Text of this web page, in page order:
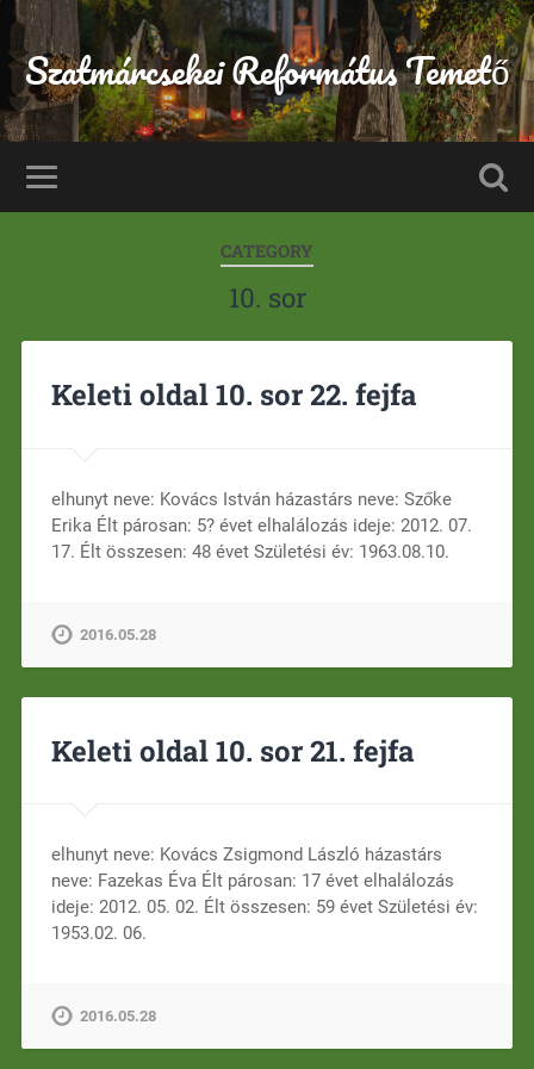
Szatmárcsekei Református Temető
CATEGORY
10. sor
Keleti oldal 10. sor 22. fejfa
elhunyt neve: Kovács István házastárs neve: Szőke
Erika Élt párosan: 5? évet elhalálozás ideje: 2012. 07.
17. Élt összesen: 48 évet Születési év: 1963.08.10.
2016.05.28
Keleti oldal 10. sor 21. fejfa
elhunyt neve: Kovács Zsigmond László házastárs
neve: Fazekas Éva Élt párosan: 17 évet elhalálozás
ideje: 2012. 05. 02. Élt összesen: 59 évet Születési év:
1953.02. 06.
2016.05.28